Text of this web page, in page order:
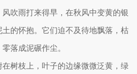
雨打来得早，在秋风中变黄的银
的怀抱。它们迫不及待地飘落，枯
落成泥碾作尘。
树枝上，叶子的边缘微微泛黄，绿